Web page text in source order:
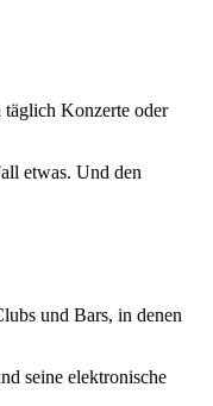
täglich Konzerte oder
etwas. Und den
und Bars, in denen
seine elektronische